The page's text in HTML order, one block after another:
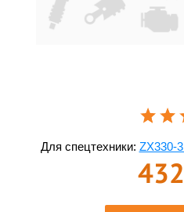
Для спецтехники: ZX330-3
432